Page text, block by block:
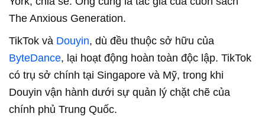
The Anxious Generation.
TikTok và Douyin, dù đều thuộc sở hữu của
ByteDance, lại hoạt động hoàn toàn độc lập. TikTok
có trụ sở chính tại Singapore và Mỹ, trong khi
Douyin vận hành dưới sự quản lý chặt chẽ của
chính phủ Trung Quốc.